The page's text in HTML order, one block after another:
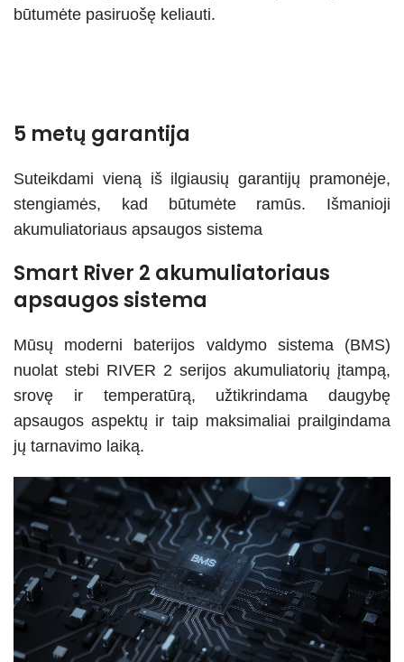
būtumėte pasiruošę keliauti.
5 metų garantija
Suteikdami vieną iš ilgiausių garantijų pramonėje,
stengiamės, kad būtumėte ramūs. Išmanioji
akumuliatoriaus apsaugos sistema
Smart River 2 akumuliatoriaus
apsaugos sistema
Mūsų moderni baterijos valdymo sistema (BMS)
nuolat stebi RIVER 2 serijos akumuliatorių įtampą,
srovę ir temperatūrą, užtikrindama daugybę
apsaugos aspektų ir taip maksimaliai prailgindama
jų tarnavimo laiką.